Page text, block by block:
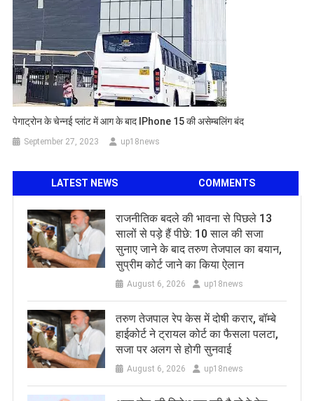
पेगाट्रोन के चेन्नई प्लांट में आग के बाद IPhone 15 की असेम्बलिंग बंद
September 27, 2023 up18news
LATEST NEWS COMMENTS
राजनीतिक बदले की भावना से पिछले 13
सालों से पड़े हैं पीछे: 10 साल की सजा
सुनाए जाने के बाद तरुण तेजपाल का बयान,
सुप्रीम कोर्ट जाने का किया ऐलान
August 6, 2026 up18news
तरुण तेजपाल रेप केस में दोषी करार, बॉम्बे
हाईकोर्ट ने ट्रायल कोर्ट का फैसला पलटा,
सजा पर अलग से होगी सुनवाई
August 6, 2026 up18news